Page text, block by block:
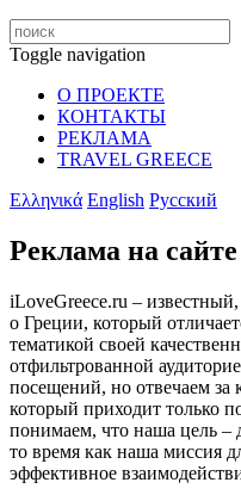
Toggle navigation
О ПРОЕКТЕ
КОНТАКТЫ
РЕКЛАМА
TRAVEL GREECE
Ελληνικά English Русский
Реклама на сайте
iLoveGreece.ru –
о Греции, который
тематикой своей
отфильтрованной
посещений, но отвечаем за
который приходит только
понимаем, что наша цель –
то время как наша миссия
эффективное